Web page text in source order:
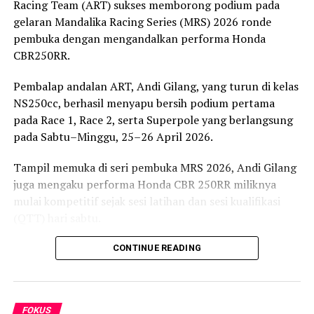
pembelajaran berbasis praktik, sertifikasi kompetensi,
dan kemitraan dengan dunia usaha dan dunia industri.
Pada rangkaian wisuda, AKKP Wakatobi
Usaha dan Dunia Industri (DUDI), yaitu PT Wisata
Kepulauan Indonesia dan Koperasi Family Garden.
” Pendidikan vokasi harus mampu menghasilkan lulusan
memiliki kompetensi yang diakui industri dan siap
memasuki dunia kerja, ” ujar Dr. Arham Rumpa Dirwktur
laporan : Ful
Editor : Tam
Post Views: 292
Racing Team (ART) sukses memborong podium pada
gelaran Mandalika Racing Series (MRS) 2026 ronde
pembuka dengan mengandalkan performa Honda
CBR250RR.
Pembalap andalan ART, Andi Gilang, yang turun di kelas
NS250cc, berhasil menyapu bersih podium pertama
pada Race 1, Race 2, serta Superpole yang berlangsung
pada Sabtu–Minggu, 25–26 April 2026.
Tampil memuka di seri pembuka MRS 2026, Andi Gilang
juga mengaku performa Honda CBR 250RR miliknya
mulai kompetitif sejak sesi latihan dan sesi kualifikasi
“Alhamdulillah di kelas NS250cc berjalan sangat lancar
sapu bersih podium 1,” ungkap Andi Gilang.
CONTINUE READING
FOKUS